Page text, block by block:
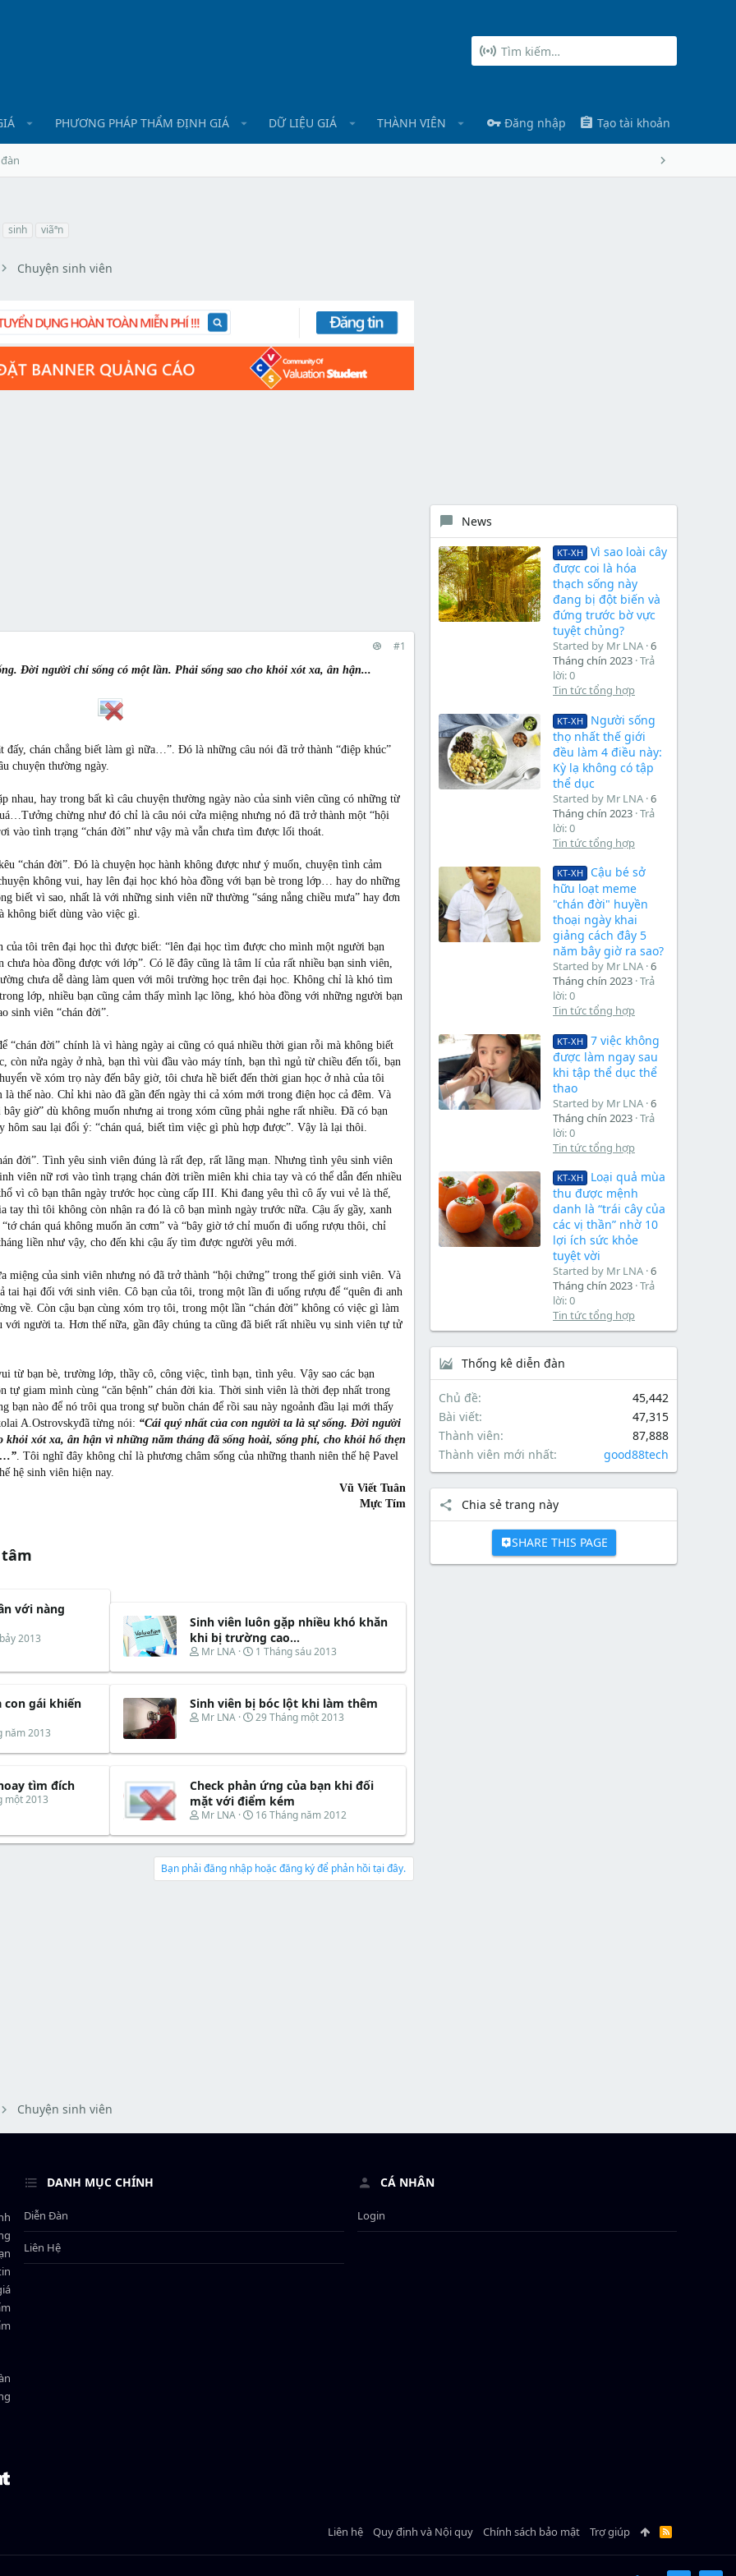
PHƯƠNG PHÁP THẨM ĐỊNH GIÁ DỮ LIỆU GIÁ THÀNH VIÊN Đăng nhập Tạo tài khoản
sinh viãªn
Chuyện sinh viên
#1
Đời người chỉ sống có một lần. Phải sống sao cho khỏi xót xa, ân hận...
đấy, chán chẳng biết làm gì nữa…”. Đó là những câu nói đã trở thành “điệp khúc”
chuyện thường ngày.
nhau, hay trong bất kì câu chuyện thường ngày nào của sinh viên cũng có những từ
chừng như đó chỉ là câu nói cửa miệng nhưng nó đã trở thành một “hội
vào tình trạng “chán đời” như vậy mà vẫn chưa tìm được lối thoát.
“chán đời”. Đó là chuyện học hành không được như ý muốn, chuyện tình cảm
không vui, hay lên đại học khó hòa đồng với bạn bè trong lớp… hay do những
biết vì sao, nhất là với những sinh viên nữ thường “sáng nắng chiều mưa” hay đơn
không biết dùng vào việc gì.
của tôi trên đại học thì được biết: “lên đại học tìm được cho mình một người bạn
chưa hòa đồng được với lớp”. Có lẽ đây cũng là tâm lí của rất nhiều bạn sinh viên,
chưa dễ dàng làm quen với môi trường học trên đại học. Không chỉ là khó tìm
lớp, nhiều bạn cũng cảm thấy mình lạc lõng, khó hòa đồng với những người bạn
sinh viên “chán đời”.
“chán đời” chính là vì hàng ngày ai cũng có quá nhiều thời gian rỗi mà không biết
còn nửa ngày ở nhà, bạn thì vùi đầu vào máy tính, bạn thì ngủ từ chiều đến tối, bạn
về xóm trọ này đến bây giờ, tôi chưa hề biết đến thời gian học ở nhà của tôi
thế nào. Chỉ khi nào đã gần đến ngày thi cả xóm mới trong điện học cả đêm. Và
giờ” dù không muốn nhưng ai trong xóm cũng phải nghe rất nhiều. Đã có bạn
hôm sau lại đổi ý: “chán quá, biết tìm việc gì phù hợp được”. Vậy là lại thôi.
đời”. Tình yêu sinh viên đúng là rất đẹp, rất lãng mạn. Nhưng tình yêu sinh viên
viên nữ rơi vào tình trạng chán đời triền miên khi chia tay và có thể dẫn đến nhiều
vì cô bạn thân ngày trước học cùng cấp III. Khi đang yêu thì cô ấy vui vẻ là thế,
tay thì tôi không còn nhận ra đó là cô bạn mình ngày trước nữa. Cậu ấy gầy, xanh
chán quá không muốn ăn cơm” và “bây giờ tớ chỉ muốn đi uống rượu thôi, chỉ
liền như vậy, cho đến khi cậu ấy tìm được người yêu mới.
miệng của sinh viên nhưng nó đã trở thành “hội chứng” trong thế giới sinh viên. Và
tai hại đối với sinh viên. Cô bạn của tôi, trong một lần đi uống rượu để “quên đi anh
về. Còn cậu bạn cùng xóm trọ tôi, trong một lần “chán đời” không có việc gì làm
với người ta. Hơn thế nữa, gần đây chúng ta cũng đã biết rất nhiều vụ sinh viên tự tử
từ bạn bè, trường lớp, thầy cô, công việc, tình bạn, tình yêu. Vậy sao các bạn
tự giam mình cùng “căn bệnh” chán đời kia. Thời sinh viên là thời đẹp nhất trong
bạn nào để nó trôi qua trong sự buồn chán để rồi sau này ngoảnh đầu lại mới thấy
A.Ostrovskyđã từng nói: “Cái quý nhất của con người ta là sự sống. Đời người
khỏi xót xa, ân hận vì những năm tháng đã sống hoài, sống phí, cho khỏi hổ thẹn
. Tôi nghĩ đây không chỉ là phương châm sống của những thanh niên thế hệ Pavel
hệ sinh viên hiện nay.
Vũ Viết Tuân
Mực Tím​
với nàng
2013
Sinh viên luôn gặp nhiều khó khăn
khi bị trường cao...
T
r
a
d
a
t
e
r
Mr LNA
N
à
b
ắ
ầ
1 Tháng sáu 2013
con gái khiến
năm 2013
Sinh viên bị bóc lột khi làm thêm
T
e
d
s
t
a
r
t
e
r
Mr LNA
N
y
ắ
đ
ầ
u
29 Tháng một 2013
tìm đích
một 2013
Check phản ứng của bạn khi đối
mặt với điểm kém
T
r
a
d
Mr LNA
N
à
b
ắ
16 Tháng năm 2012
Bạn phải đăng nhập hoặc đăng ký để phản hồi tại đây.
News
KT-XH
Vì sao loài cây
được coi là hóa
thạch sống này
đang bị đột biến và
đứng trước bờ vực
tuyệt chủng?
Started by Mr LNA 6
Tháng chín 2023 Trả
lời: 0
Tin tức tổng hợp
KT-XH
Người sống
thọ nhất thế giới
đều làm 4 điều này:
Kỳ lạ không có tập
thể dục
Started by Mr LNA 6
Tháng chín 2023 Trả
lời: 0
Tin tức tổng hợp
KT-XH
Cậu bé sở
hữu loạt meme
"chán đời" huyền
thoại ngày khai
giảng cách đây 5
năm bây giờ ra sao?
Started by Mr LNA 6
Tháng chín 2023 Trả
lời: 0
Tin tức tổng hợp
KT-XH
7 việc không
được làm ngay sau
khi tập thể dục thể
thao
Started by Mr LNA 6
Tháng chín 2023 Trả
lời: 0
Tin tức tổng hợp
KT-XH
Loại quả mùa
thu được mệnh
danh là “trái cây của
các vị thần” nhờ 10
lợi ích sức khỏe
tuyệt vời
Started by Mr LNA 6
Tháng chín 2023 Trả
lời: 0
Tin tức tổng hợp
Thống kê diễn đàn
Chủ đề
45,442
Bài viết
47,315
Thành viên
87,888
Thành viên mới nhất
good88tech
Chia sẻ trang này
SHARE THIS PAGE
Chuyện sinh viên
DANH MỤC CHÍNH
Diễn Đàn
Liên Hệ
CÁ NHÂN
Login
Liên hệ Quy định và Nội quy Chính sách bảo mật Trợ giúp
R
S